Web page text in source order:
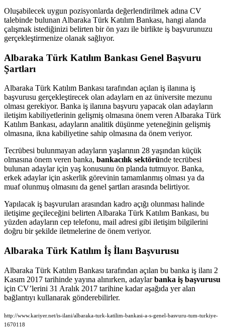
Oluşabilecek uygun pozisyonlarda değerlendirilmek adına CV
talebinde bulunan Albaraka Türk Katılım Bankası, hangi alanda
çalışmak istediğinizi belirten bir ön yazı ile birlikte iş başvurunuzu
gerçekleştirmenize olanak sağlıyor.
Albaraka Türk Katılım Bankası Genel Başvuru
Şartları
Albaraka Türk Katılım Bankası tarafından açılan iş ilanına iş
başvurusu gerçekleştirecek olan adaylarn en az üniversite mezunu
olması gerekiyor. Banka iş ilanına başvuru yapacak olan adayların
iletişim kabiliyetlerinin gelişmiş olmasına önem veren Albaraka Türk
Katılım Bankası, adayların analitik düşünme yeteneğinin gelişmiş
olmasına, ikna kabiliyetine sahip olmasına da önem veriyor.
Tecrübesi bulunmayan adayların yaşlarının 28 yaşından küçük
olmasına önem veren banka, bankacılık sektöründe tecrübesi
bulunan adaylar için yaş konusunu ön planda tutmuyor. Banka,
erkek adaylar için askerlik görevinin tamamlanmış olması ya da
muaf olunmuş olmasını da genel şartları arasında belirtiyor.
Yapılacak iş başvuruları arasından kadro açığı olunması halinde
iletişime geçileceğini belirten Albaraka Türk Katılım Bankası, bu
yüzden adayların cep telefonu, mail adresi gibi iletişim bilgilerini
doğru bir şekilde iletmelerine de önem veriyor.
Albaraka Türk Katılım İş İlanı Başvurusu
Albaraka Türk Katılım Bankası tarafından açılan bu banka iş ilanı 2
Kasım 2017 tarihinde yayına alınırken, adaylarbanka iş başvurusu
için CV’lerini 31 Aralık 2017 tarihine kadar aşağıda yer alan
bağlantıyı kullanarak gönderebilirler.
http://www.kariyer.net/is-ilani/albaraka-turk-katilim-bankasi-a-s-genel-basvuru-tum-turkiye-
1670118